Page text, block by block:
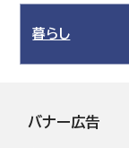
暮らし
バナー広告